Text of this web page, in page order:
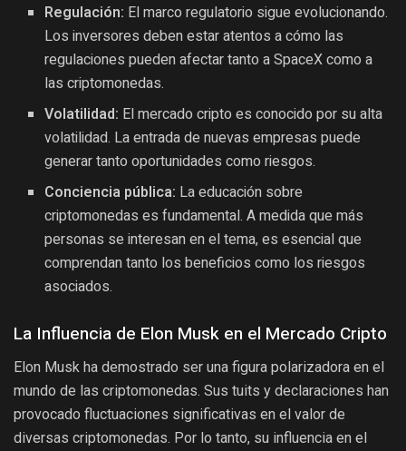
Regulación: El marco regulatorio sigue evolucionando.
Los inversores deben estar atentos a cómo las
regulaciones pueden afectar tanto a SpaceX como a
las criptomonedas.
Volatilidad: El mercado cripto es conocido por su alta
volatilidad. La entrada de nuevas empresas puede
generar tanto oportunidades como riesgos.
Conciencia pública: La educación sobre
criptomonedas es fundamental. A medida que más
personas se interesan en el tema, es esencial que
comprendan tanto los beneficios como los riesgos
asociados.
La Influencia de Elon Musk en el Mercado Cripto
Elon Musk ha demostrado ser una figura polarizadora en el
mundo de las criptomonedas. Sus tuits y declaraciones han
provocado fluctuaciones significativas en el valor de
diversas criptomonedas. Por lo tanto, su influencia en el